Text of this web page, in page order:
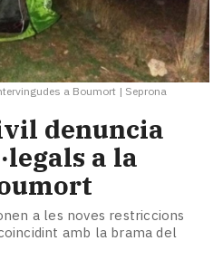
a Boumort | Seprona
denuncia
a la
a les noves restriccions
amb la brama del